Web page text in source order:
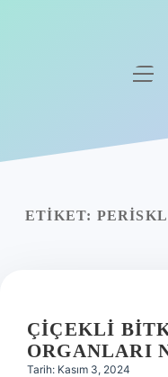
ETIKET:
ÇIÇEKLI
ORGANLARI
Tarih: Kasım 3, 2024